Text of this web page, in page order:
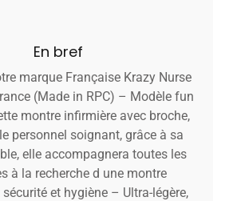
En bref
marque Française Krazy Nurse
(Made in RPC) – Modèle fun
montre infirmière avec broche,
personnel soignant, grâce à sa
elle accompagnera toutes les
à la recherche d une montre
et hygiène – Ultra-légère,